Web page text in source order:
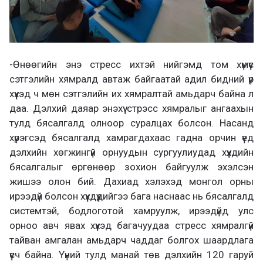
-Өнөөгийн энэ стресс ихтэй нийгэмд том хүмүүс
сэтгэлийн хямралд автаж байгаатай адил бидний үр
хүүхэд ч мөн сэтгэлийн их хямралтай амьдарч байна л
даа. Дэлхий даяар энэхүү стрэсс хямралыг ангаахын
тулд бясалгалд олноор суралцах болсон. Насанд
хүрэгсэд бясалгалд хамрагдахаас гадна орчин үед
дэлхийн хөгжингүй орнуудын сургуулиудад хүүхдийн
бясалгалыг өргөнөөр зохион байгуулж эхэлсэн
жишээ олон бий. Дахиад хэлэхэд монгол орны
ирээдүй болсон хүүхдүүдийгээ бага наснаас нь бясалгалд
системтэй, бодлоготой хамруулж, ирээдүйд улс
орноо авч явах хүүхэд багачуудаа стресс хямралгүй
тайван амгалан амьдарч чаддаг болгох шаардлага
үүсч байна. Үүний тулд манай төв дэлхийн 120 гаруй